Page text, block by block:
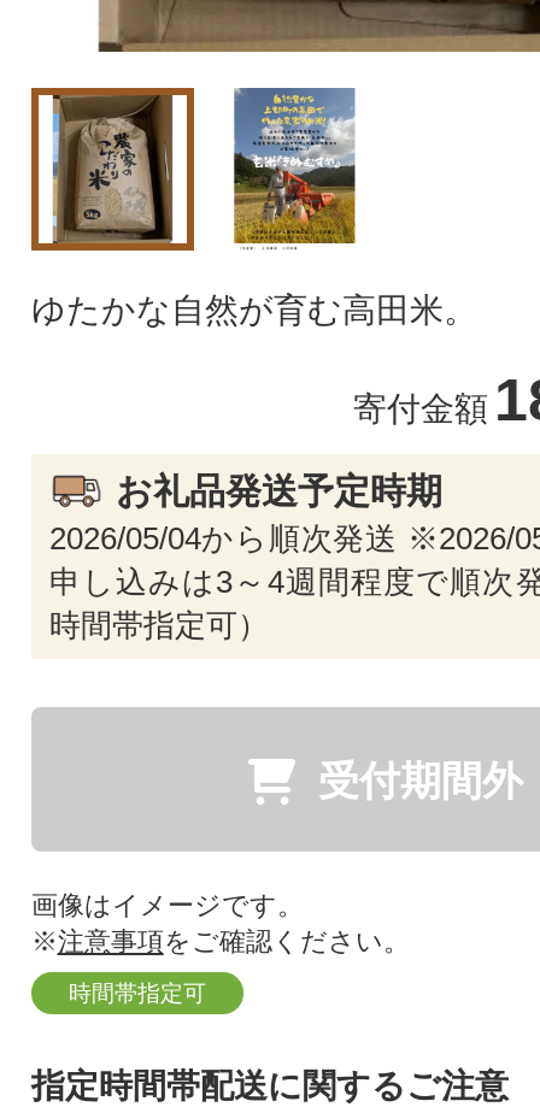
ゆたかな自然が育む高田米。
寄付金額
お礼品発送予定時期
2026/05/04から順次発送 ※2026/
申し込みは3～4週間程度で順次
時間帯指定可）
受付期間外
画像はイメージです。
※注意事項をご確認ください。
時間帯指定可
指定時間帯配送に関するご注意